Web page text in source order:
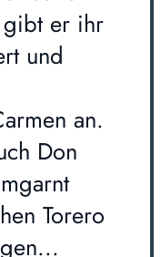
gibt er ihr
und
an.
Don
Torero